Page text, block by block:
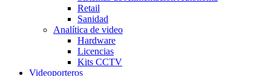
Retail
Sanidad
Analítica de video
Hardware
Licencias
Kits CCTV
Videoporteros